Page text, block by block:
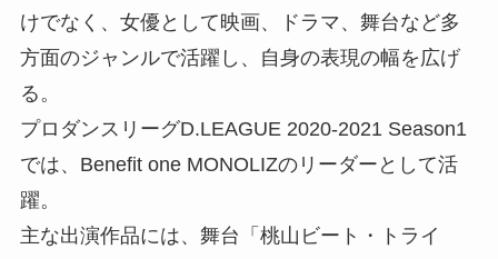
けでなく、女優として映画、ドラマ、舞台など多
方面のジャンルで活躍し、自身の表現の幅を広げ
る。
プロダンスリーグD.LEAGUE 2020-2021 Season1
では、Benefit one MONOLIZのリーダーとして活
躍。
主な出演作品には、舞台「桃山ビート・トライ